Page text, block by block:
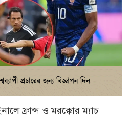
ফ্রান্স ও মরক্কোর ম্যাচ